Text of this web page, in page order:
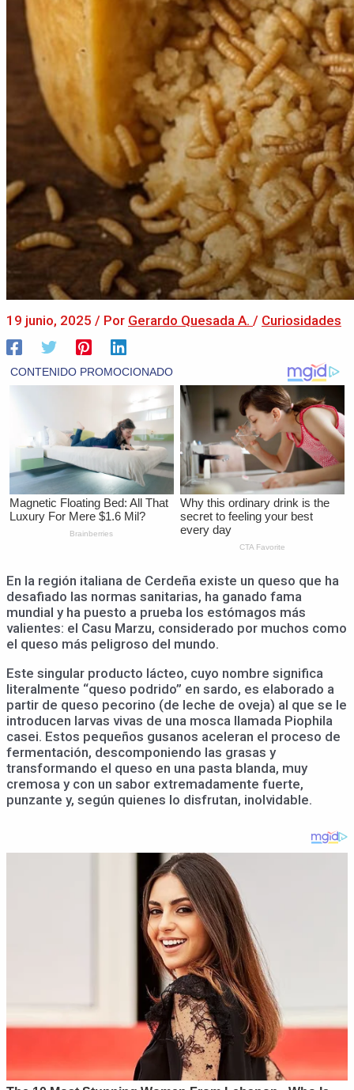
19 junio, 2025 / Por Gerardo Quesada A. / Curiosidades
En la región italiana de Cerdeña existe un queso que ha
desafiado las normas sanitarias, ha ganado fama
mundial y ha puesto a prueba los estómagos más
valientes: el Casu Marzu, considerado por muchos como
el queso más peligroso del mundo.
Este singular producto lácteo, cuyo nombre significa
literalmente “queso podrido” en sardo, es elaborado a
partir de queso pecorino (de leche de oveja) al que se le
introducen larvas vivas de una mosca llamada Piophila
casei. Estos pequeños gusanos aceleran el proceso de
fermentación, descomponiendo las grasas y
transformando el queso en una pasta blanda, muy
cremosa y con un sabor extremadamente fuerte,
punzante y, según quienes lo disfrutan, inolvidable.